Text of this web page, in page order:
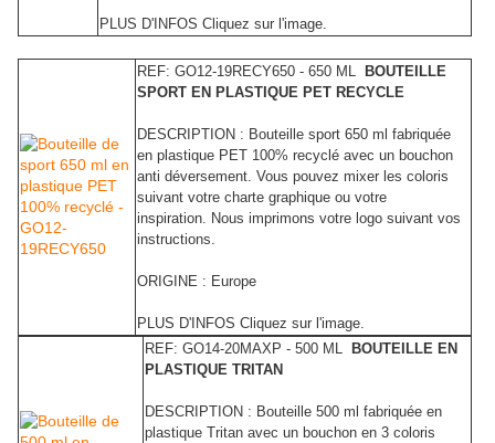
PLUS D'INFOS Cliquez sur l'image.
REF: GO12-19RECY650 - 650 ML
BOUTEILLE
SPORT EN PLASTIQUE PET RECYCLE
DESCRIPTION : Bouteille sport 650 ml fabriquée
en plastique PET 100% recyclé avec un bouchon
anti déversement. Vous pouvez mixer les coloris
suivant votre charte graphique ou votre
inspiration. Nous imprimons votre logo suivant vos
instructions.
ORIGINE : Europe
PLUS D'INFOS Cliquez sur l'image.
REF: GO14-20MAXP - 500 ML
BOUTEILLE EN
PLASTIQUE TRITAN
DESCRIPTION : Bouteille 500 ml fabriquée en
plastique Tritan avec un bouchon en 3 coloris